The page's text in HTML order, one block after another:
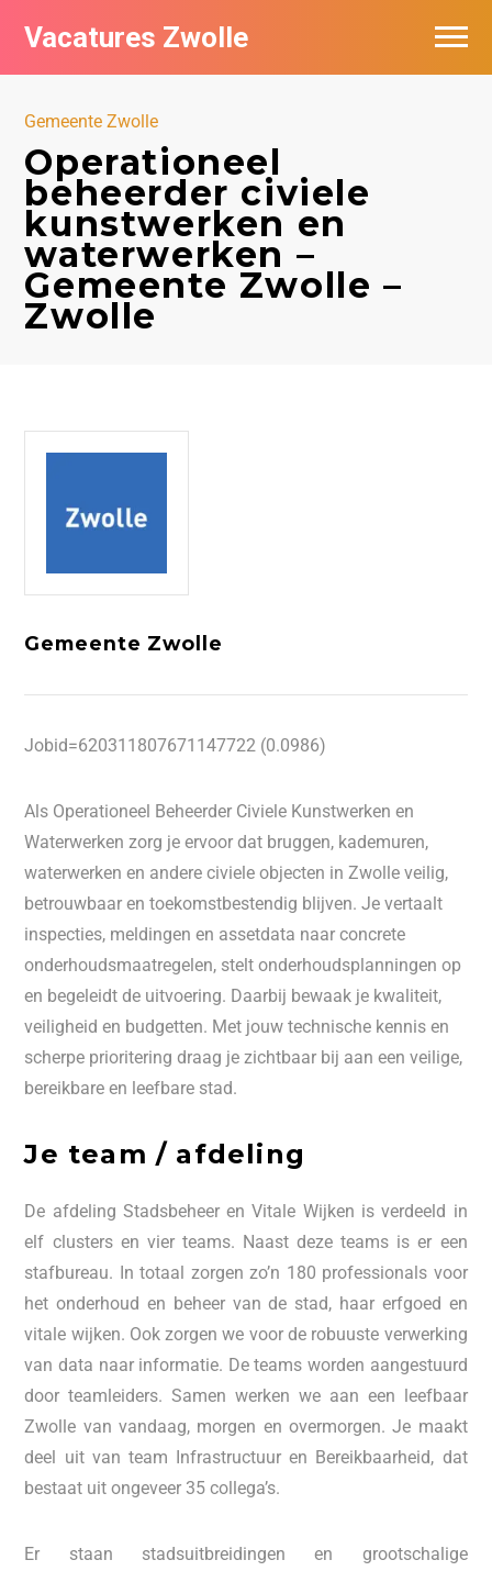
Vacatures Zwolle
Gemeente Zwolle
Operationeel
beheerder civiele
kunstwerken en
waterwerken –
Gemeente Zwolle –
Zwolle
Gemeente Zwolle
Jobid=620311807671147722 (0.0986)
Als Operationeel Beheerder Civiele Kunstwerken en
Waterwerken zorg je ervoor dat bruggen, kademuren,
waterwerken en andere civiele objecten in Zwolle veilig,
betrouwbaar en toekomstbestendig blijven. Je vertaalt
inspecties, meldingen en assetdata naar concrete
onderhoudsmaatregelen, stelt onderhoudsplanningen op
en begeleidt de uitvoering. Daarbij bewaak je kwaliteit,
veiligheid en budgetten. Met jouw technische kennis en
scherpe prioritering draag je zichtbaar bij aan een veilige,
bereikbare en leefbare stad.
Je team / afdeling
De afdeling Stadsbeheer en Vitale Wijken is verdeeld in
elf clusters en vier teams. Naast deze teams is er een
stafbureau. In totaal zorgen zo’n 180 professionals voor
het onderhoud en beheer van de stad, haar erfgoed en
vitale wijken. Ook zorgen we voor de robuuste verwerking
van data naar informatie. De teams worden aangestuurd
door teamleiders. Samen werken we aan een leefbaar
Zwolle van vandaag, morgen en overmorgen. Je maakt
deel uit van team Infrastructuur en Bereikbaarheid, dat
bestaat uit ongeveer 35 collega’s.
Er staan stadsuitbreidingen en grootschalige
Vacatures per bedrijf
Nieuwsbrief feed